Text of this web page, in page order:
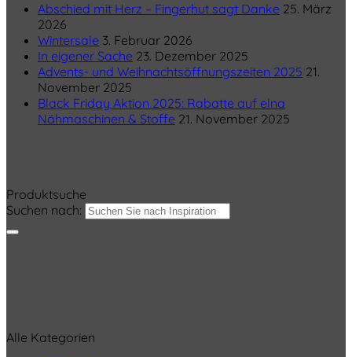
Abschied mit Herz – Fingerhut sagt Danke 25. März
2026
Wintersale 3. Februar 2026
In eigener Sache 23. Dezember 2025
Advents- und Weihnachtsöffnungszeiten 2025 21.
November 2025
Black Friday Aktion 2025: Rabatte auf elna
Nähmaschinen & Stoffe 21. November 2025
Produktsuche
Suchen nach:
Alle Kategorien